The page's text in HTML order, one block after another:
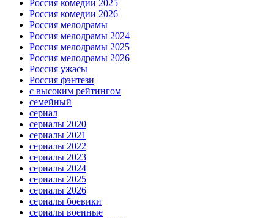
Россия комедии 2025
Россия комедии 2026
Россия мелодрамы
Россия мелодрамы 2024
Россия мелодрамы 2025
Россия мелодрамы 2026
Россия ужасы
Россия фэнтези
с высоким рейтингом
семейный
сериал
сериалы 2020
сериалы 2021
сериалы 2022
сериалы 2023
сериалы 2024
сериалы 2025
сериалы 2026
сериалы боевики
сериалы военные